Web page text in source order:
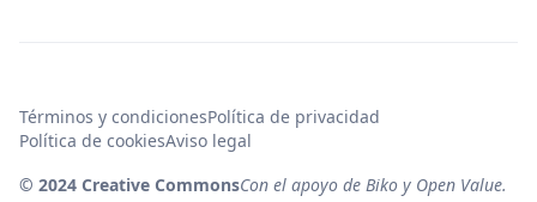
© 2024 Creative CommonsCon el apoyo de Biko y Open Value.
Términos y condicionesPolítica de privacidad
Política de cookiesAviso legal